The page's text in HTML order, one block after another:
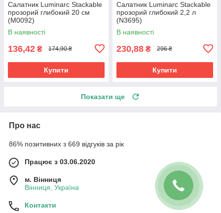
Салатник Luminarc Stackable
прозорий глибокий 20 см
(M0092)
В наявності
136,42 ₴ 174,90 ₴
Купити
Салатник Luminarc Stackable
прозорий глибокий 2,2 л
(N3695)
В наявності
230,88 ₴ 296 ₴
Купити
Показати ще
Про нас
86% позитивних з 669 відгуків за рік
Працює з 03.06.2020
м. Вінниця
Вінниця, Україна
Контакти